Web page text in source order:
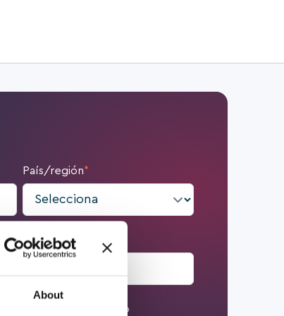
About
País/región*
Apellido*
Número de teléfono